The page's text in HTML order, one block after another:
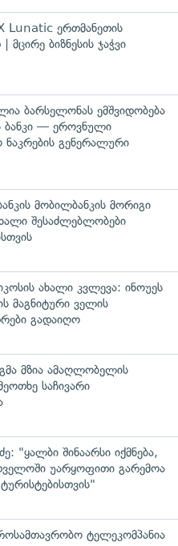
Lunatic ერთმანეთის
მცირე ბიზნესის ჯაჭვი
ბარსელონას ემშვიდობება
ბანკი — ეროვნული
გენერალური
მობილბანკის მორიგი
შესაძლებლობები
ახალი კვლევა: ინოუეს
მაგნიტური ველის
გადაიღო
მზია ამაღლობელის
საჩივარი
"ყალბი შინაარსი იქმნება,
უარყოფითი გარემოა
ტელეკომპანია